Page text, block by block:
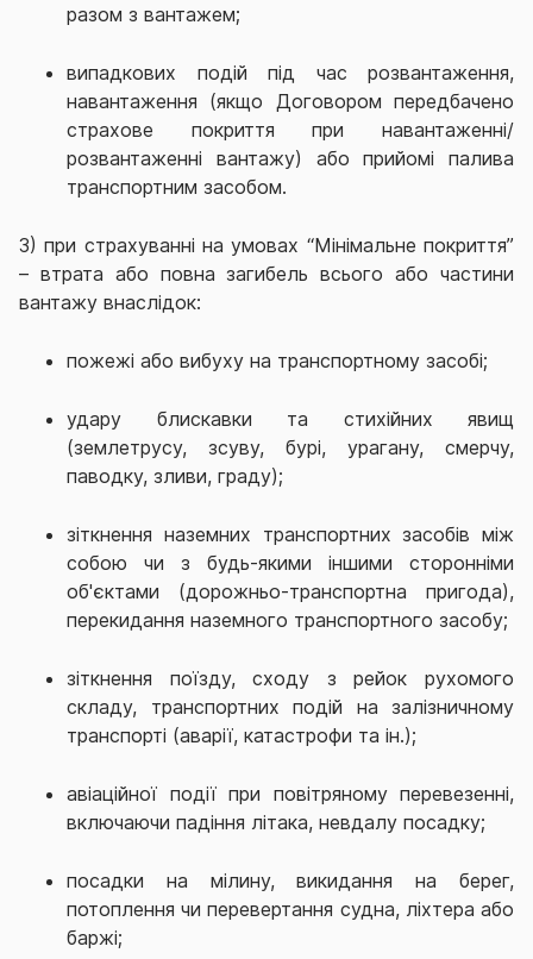
разом з вантажем;
випадкових подій під час розвантаження,
навантаження (якщо Договором передбачено
страхове покриття при навантаженні/
розвантаженні вантажу) або прийомі палива
транспортним засобом.
3) при страхуванні на умовах “Мінімальне покриття”
– втрата або повна загибель всього або частини
вантажу внаслідок:
пожежі або вибуху на транспортному засобі;
удару блискавки та стихійних явищ
(землетрусу, зсуву, бурі, урагану, смерчу,
паводку, зливи, граду);
зіткнення наземних транспортних засобів між
собою чи з будь-якими іншими сторонніми
об'єктами (дорожньо-транспортна пригода),
перекидання наземного транспортного засобу;
зіткнення поїзду, сходу з рейок рухомого
складу, транспортних подій на залізничному
транспорті (аварії, катастрофи та ін.);
авіаційної події при повітряному перевезенні,
включаючи падіння літака, невдалу посадку;
посадки на мілину, викидання на берег,
потоплення чи перевертання судна, ліхтера або
баржі;